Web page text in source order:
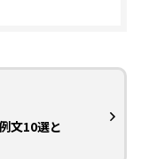
文10選と